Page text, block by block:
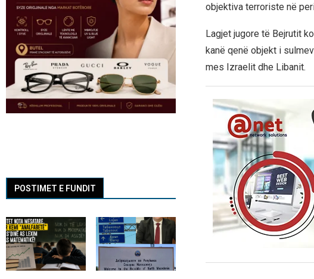
objektiva terroriste në
Lagjet jugore të Bejrutit
kanë qenë objekt i
mes Izraelit dhe Libanit.
POSTIMET E FUNDIT